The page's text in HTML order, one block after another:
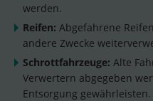
werden.
Reifen: Abgefahrene
andere Zwecke
Schrottfahrzeuge: Alte
Verwertern abgegeben
Entsorgung gewährleisten.